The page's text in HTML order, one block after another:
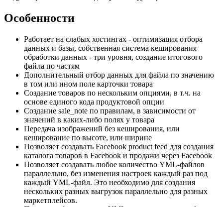
Особенности
Работает на слабых хостингах - оптимизация отбора
данных и базы, собственная система кеширования
обработки данных - три уровня, создание итогового
файла по частям
Дополнительный отбор данных для файла по значению
в том или ином поле карточки товара
Создание товаров по нескольким опциями, в т.ч. на
основе единого кода продуктовой опции
Создание sale_note по правилам, в зависимости от
значений в каких-либо полях у товара
Передача изображений без кеширования, или
кеширование по высоте, или ширине
Позволяет создавать Facebook product feed для создания
каталога товаров в Facebook и продажи через Facebook
Позволяет создавать любое количество YML-файлов
параллельно, без изменения настроек каждый раз под
каждый YML-файл. Это необходимо для создания
нескольких разных выгрузок параллельно для разных
маркетплейсов.